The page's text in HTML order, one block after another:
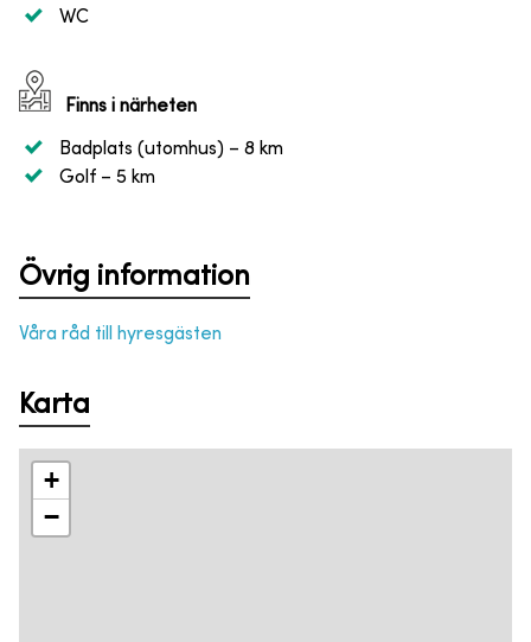
WC
Finns i närheten
Badplats (utomhus) – 8 km
Golf – 5 km
Övrig information
Våra råd till hyresgästen
Karta
+
−